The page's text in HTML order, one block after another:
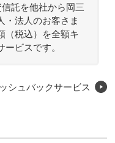
託を他社から岡三
・法人のお客さま
（税込）を全額キ
ビスです。
シュバックサービス